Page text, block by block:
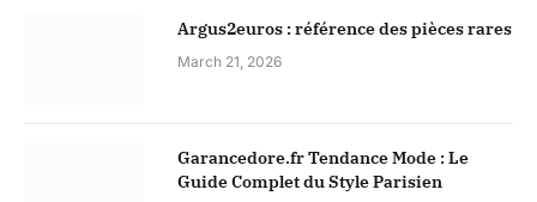
Argus2euros : référence des pièces rares
March 21, 2026
Garancedore.fr Tendance Mode : Le
Guide Complet du Style Parisien